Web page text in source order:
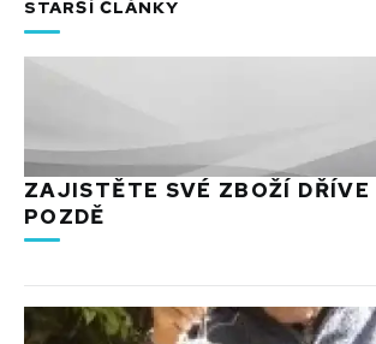
STARŠÍ ČLÁNKY
ZAJISTĚTE SVÉ ZBOŽÍ DŘÍVE
POZDĚ